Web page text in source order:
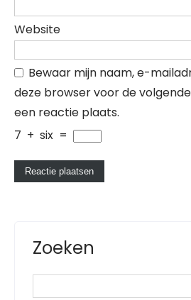
Website
Bewaar mijn naam, e-
deze browser voor de
een reactie plaats.
7 + six =
Zoeken